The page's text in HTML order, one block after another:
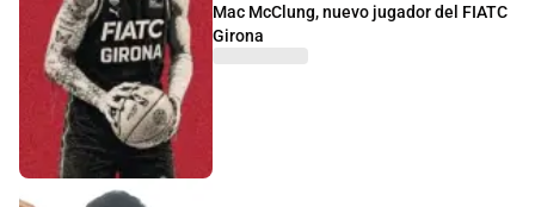
Mac McClung, nuevo jugador del FIATC
Girona